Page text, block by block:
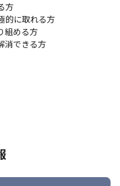
方
的に取れる方
組める方
消できる方